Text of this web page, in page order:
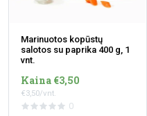
Marinuotos kopūstų
salotos su paprika 400 g, 1
vnt.
Kaina €3,50
€3,50/vnt.
0